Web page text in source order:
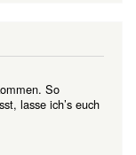
So
lasse ich’s euch